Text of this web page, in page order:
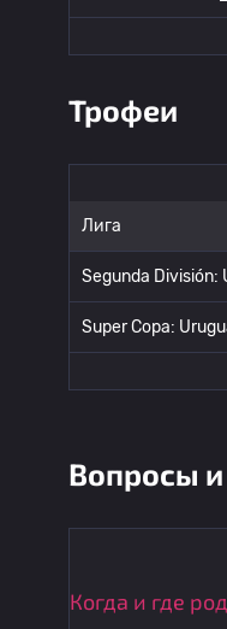
Трофеи
Лига
Segunda División:
Super Copa:
Вопросы и
Когда и где